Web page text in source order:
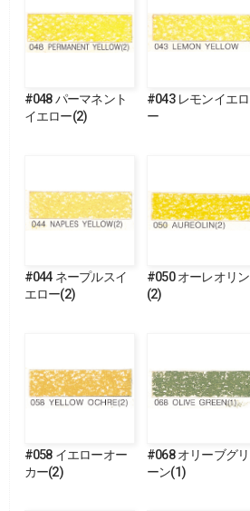
#048 パーマネント
イエロー(2)
#043 レモンイエロ
ー
#044 ネープルスイ
エロー(2)
#050 オーレオリン
(2)
#058 イエローオー
カー(2)
#068 オリーブグリ
ーン(1)